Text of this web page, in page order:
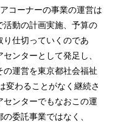
コーナーの事業の運営は
活動の計画実施、予算の
仕切っていくのであ
ンターとして発足し、
運営を東京都社会福祉
変わることがなく継続さ
ンターでもなおこの運
委託事業ではなく、